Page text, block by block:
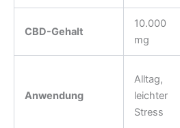
CBD-Gehalt
10.000
mg
Anwendung
Alltag,
leichter
Stress